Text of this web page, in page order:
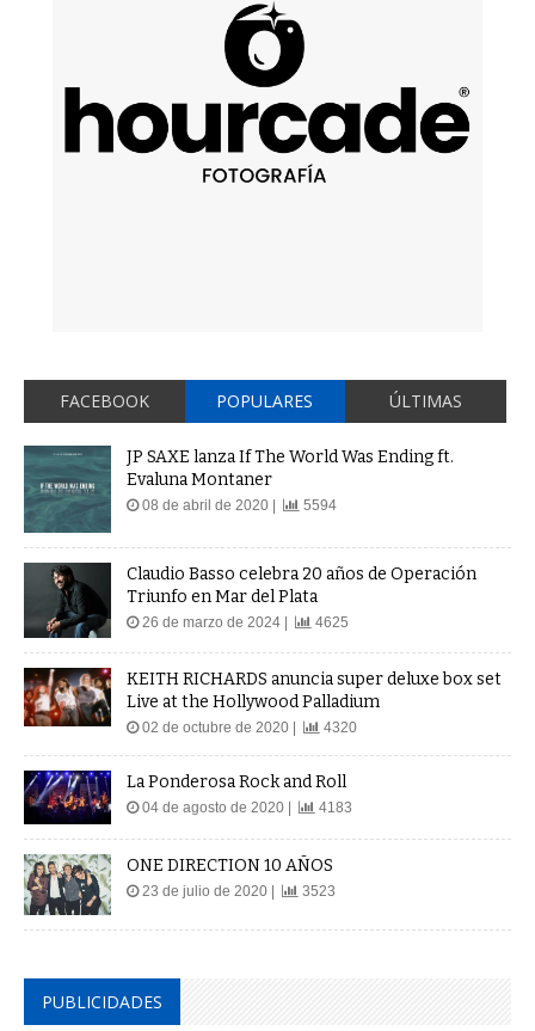
FACEBOOK POPULARES ÚLTIMAS
JP SAXE lanza If The World Was Ending ft.
Evaluna Montaner
08 de abril de 2020 | 5594
Claudio Basso celebra 20 años de Operación
Triunfo en Mar del Plata
26 de marzo de 2024 | 4625
KEITH RICHARDS anuncia super deluxe box set
Live at the Hollywood Palladium
02 de octubre de 2020 | 4320
La Ponderosa Rock and Roll
04 de agosto de 2020 | 4183
ONE DIRECTION 10 AÑOS
23 de julio de 2020 | 3523
PUBLICIDADES